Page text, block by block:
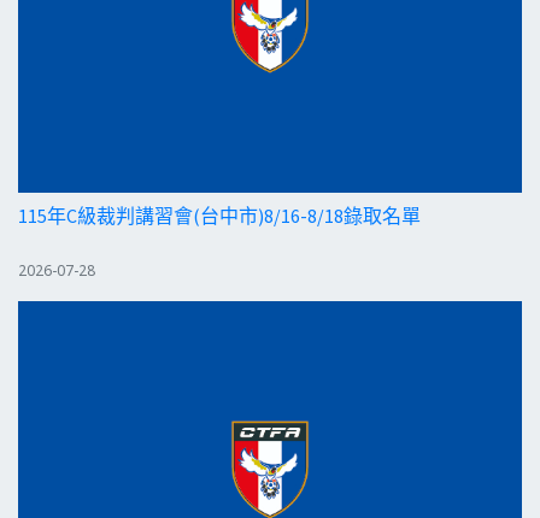
115年C級裁判講習會(台中市)8/16-8/18錄取名單
2026-07-28